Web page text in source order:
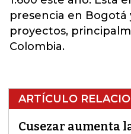
presencia en Bogotá
proyectos,
Colombia.
ARTÍCULO
Cusezar aumenta